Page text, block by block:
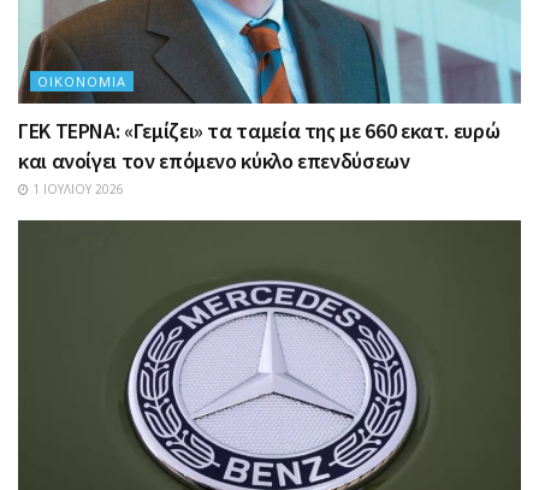
ΟΙΚΟΝΟΜΊΑ
ΓΕΚ ΤΕΡΝΑ: «Γεμίζει» τα ταμεία της με 660 εκατ. ευρώ
και ανοίγει τον επόμενο κύκλο επενδύσεων
1 ΙΟΥΛΊΟΥ 2026